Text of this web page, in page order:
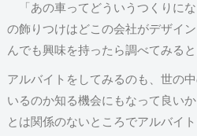
「あの車ってどういうつくりに
の飾りつけはどこの会社がデザイ
んでも興味を持ったら調べてみると
アルバイトをしてみるのも、世の
いるのか知る機会にもなって良い
とは関係のないところでアルバイ